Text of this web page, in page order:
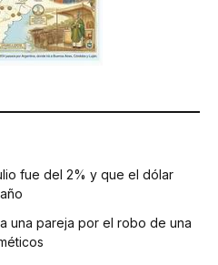
fue del 2% y que el dólar
una pareja por el robo de una